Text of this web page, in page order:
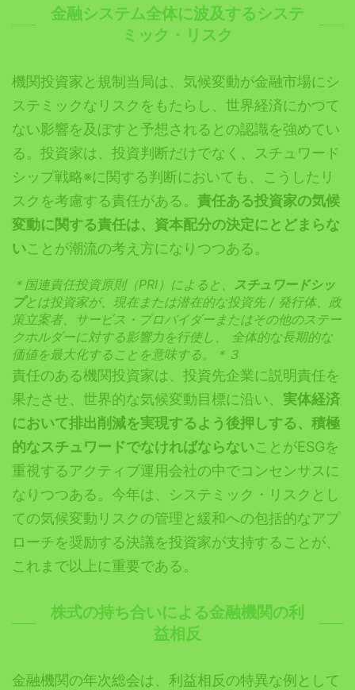
金融システム全体に波及するシステ
ミック・リスク
機関投資家と規制当局は、気候変動が金融市場にシ
ステミックなリスクをもたらし、世界経済にかつて
ない影響を及ぼすと予想されるとの認識を強めてい
る。投資家は、投資判断だけでなく、スチュワード
シップ戦略※に関する判断においても、こうしたリ
スクを考慮する責任がある。 責任ある投資家の気候
変動に関する責任は、資本配分の決定にとどまらな
いことが潮流の考え方になりつつある。
＊国連責任投資原則（PRI）によると、
スチュワードシッ
プとは投資家が、現在または潜在的な投資先 / 発行体、政
策立案者、サービス・プロバイダーまたはその他のステー
クホルダーに対する影響力を行使し、 全体的な長期的な
価値を最大化することを意味する。＊３
責任のある機関投資家は、投資先企業に説明責任を
果たさせ、世界的な気候変動目標に沿い、 実体経済
において排出削減を実現するよう後押しする、積極
的なスチュワードでなければならないことがESGを
重視するアクティブ運用会社の中でコンセンサスに
なりつつある。今年は、システミック・リスクとし
ての気候変動リスクの管理と緩和への包括的なアプ
ローチを奨励する決議を投資家が支持することが、
これまで以上に重要である。
株式の持ち合いによる金融機関の利
益相反
金融機関の年次総会は、利益相反の特異な例として